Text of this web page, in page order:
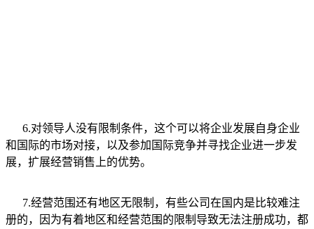
6.对领导人没有限制条件，这个可以将企业发展自身企业
和国际的市场对接，以及参加国际竞争并寻找企业进一步发
展，扩展经营销售上的优势。
7.经营范围还有地区无限制，有些公司在国内是比较难注
册的，因为有着地区和经营范围的限制导致无法注册成功，都